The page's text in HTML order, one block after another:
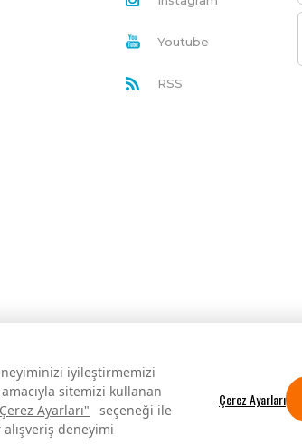
iyileştirmemizi
sitemizi kullanan
Ayarları"
seçeneği ile
deneyimi
Youtube
RSS